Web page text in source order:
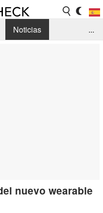
Noticias
...
nuevo wearable